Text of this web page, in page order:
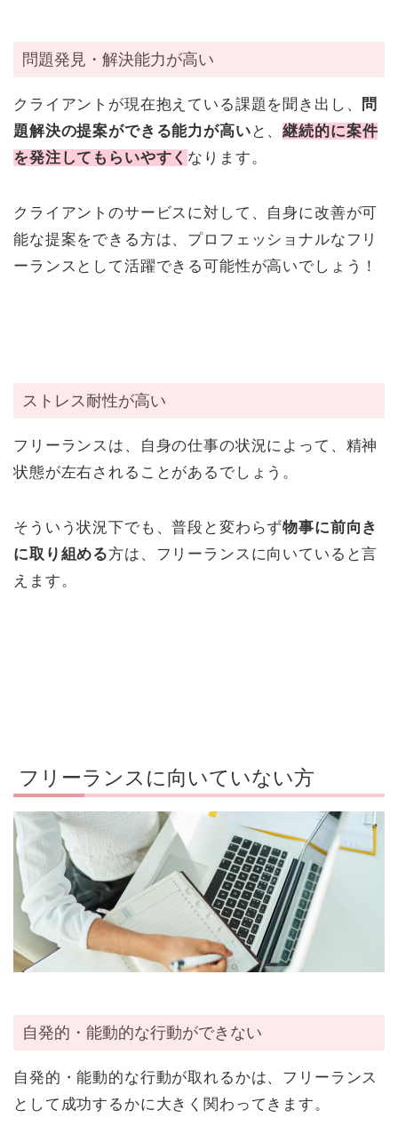
問題発見・解決能力が高い
クライアントが現在抱えている課題を聞き出し、
問
題解決の提案ができる能力が高い と、継続的に案件
を発注してもらいやすく なります。
クライアントのサービスに対して、自身に改善が可
能な提案をできる方は、プロフェッショナルなフリ
ーランスとして活躍できる可能性が高いでしょう！
ストレス耐性が高い
フリーランスは、自身の仕事の状況によって、精神
状態が左右されることがあるでしょう。
そういう状況下でも、普段と変わらず物事に前向き
に取り組める方は、フリーランスに向いていると言
えます。
フリーランスに向いていない方
自発的・能動的な行動ができない
自発的・能動的な行動が取れるかは、フリーランス
として成功するかに大きく関わってきます。